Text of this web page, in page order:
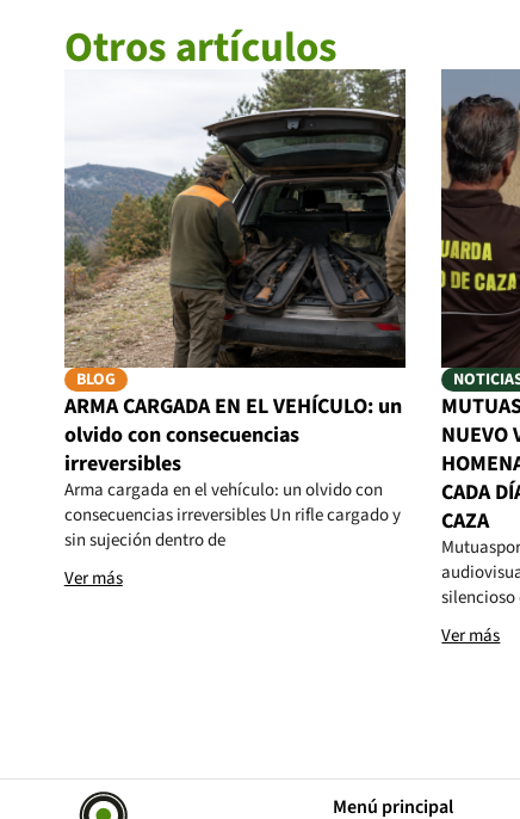
Otros artículos
BLOG
ARMA CARGADA EN EL VEHÍCULO: un
olvido con consecuencias
irreversibles
Arma cargada en el vehículo: un olvido con
consecuencias irreversibles Un rifle cargado y
sin sujeción dentro de
Ver más
NUEVO
CADA
CAZA
silencioso
Ver más
Menú principal